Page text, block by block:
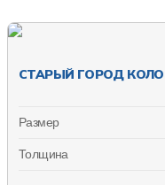
СТАРЫЙ ГОРОД
Размер
Толщина